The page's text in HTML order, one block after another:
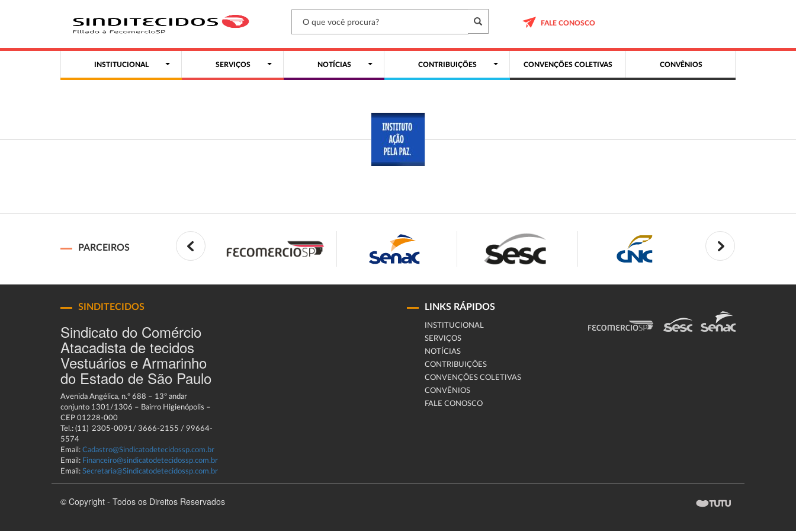
FALE CONOSCO
INSTITUCIONAL SERVIÇOS NOTÍCIAS CONTRIBUIÇÕES CONVENÇÕES COLETIVAS CONVÊNIOS
PARCEIROS
SINDITECIDOS
Sindicato do Comércio
Atacadista de tecidos
Vestuários e Armarinho
do Estado de São Paulo
Avenida Angélica, n.º 688 – 13º andar
conjunto 1301/1306 – Bairro Higienópolis –
CEP 01228-000
Tel.: (11) 2305-0091/ 3666-2155 / 99664-
5574
Email: Cadastro@Sindicatodetecidossp.com.br
Email: Financeiro@sindicatodetecidossp.com.br
Email: Secretaria@Sindicatodetecidossp.com.br
LINKS RÁPIDOS
INSTITUCIONAL
SERVIÇOS
NOTÍCIAS
CONTRIBUIÇÕES
CONVENÇÕES COLETIVAS
CONVÊNIOS
FALE CONOSCO
© Copyright - Todos os Direitos Reservados